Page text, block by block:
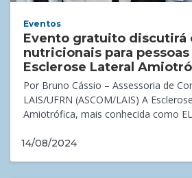
Eventos
Evento gratuito discutirá
nutricionais para
Esclerose Lateral
Por Bruno Cássio – Assessoria de
LAIS/UFRN (ASCOM/LAIS) A
Amiotrófica, mais conhecida como
14/08/2024